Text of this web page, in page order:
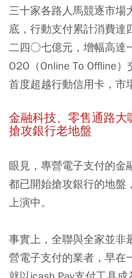
三十家各路人馬競逐市場
底，行動支付累計消費
二四○七億元，增幅高達
O2O（Online To Offline
首度超越行動信用卡，市
金融科技、零售通路大
搶攻銀行老地盤
眼見，專營電子支付的金
都已開始搶攻銀行的地盤
上演中。
事實上，全聯與全家並非
營電子支付的業者，早在